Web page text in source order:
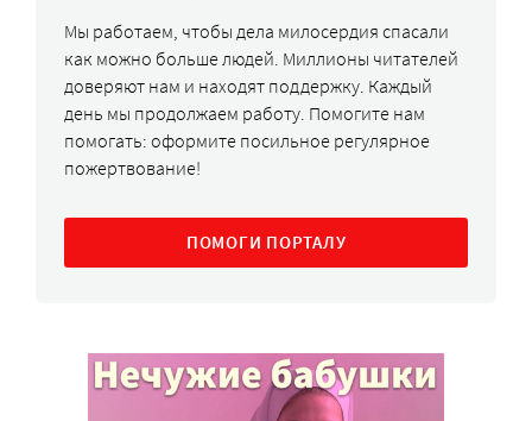
Мы работаем, чтобы дела милосердия спасали
как можно больше людей. Миллионы читателей
доверяют нам и находят поддержку. Каждый
день мы продолжаем работу. Помогите нам
помогать: оформите посильное регулярное
пожертвование!
ПОМОГИ ПОРТАЛУ